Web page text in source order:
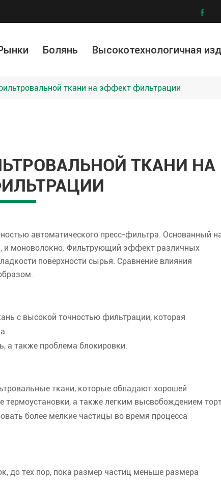

Болянь Высокотехнологичная
ткани на эффект фильтрации
ТКАНИ НА
автоматического пресс-фильтра. Основанный
и моноволокно. Фильтрующий эффект различных
поверхности сырья. Сравнение влияния
с высокой точностью фильтрации, которая
а также проблема блокировки.
ткани, которые обладают хорошей
а также легким высвобождением
более мелкие частицы во время процесса
до тех пор, пока размер частиц меньше размера